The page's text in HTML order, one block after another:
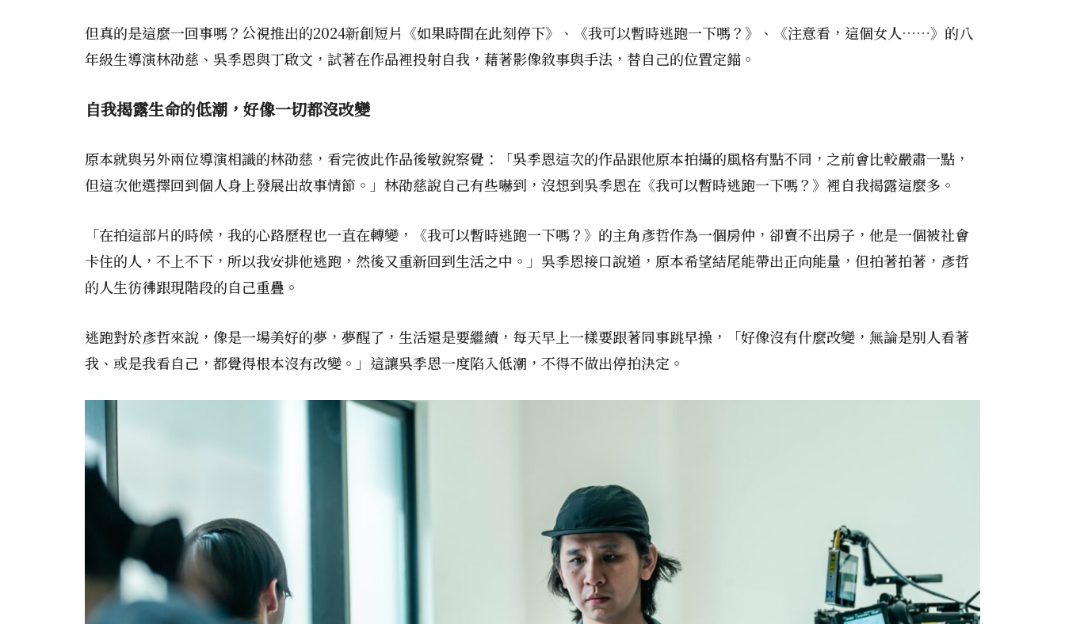
但真的是這麼一回事嗎？公視推出的2024新創短片《如果時間在此刻停下》、《我可以暫時逃跑一下嗎？》、《注意看，這個女人……》的八
年級生導演林劭慈、吳季恩與丁啟文，試著在作品裡投射自我，藉著影像敘事與手法，替自己的位置定錨。
自我揭露生命的低潮，好像一切都沒改變
原本就與另外兩位導演相識的林劭慈，看完彼此作品後敏銳察覺：「吳季恩這次的作品跟他原本拍攝的風格有點不同，之前會比較嚴肅一點，
但這次他選擇回到個人身上發展出故事情節。」林劭慈說自己有些嚇到，沒想到吳季恩在《我可以暫時逃跑一下嗎？》裡自我揭露這麼多。
「在拍這部片的時候，我的心路歷程也一直在轉變，《我可以暫時逃跑一下嗎？》的主角彥哲作為一個房仲，卻賣不出房子，他是一個被社會
卡住的人，不上不下，所以我安排他逃跑，然後又重新回到生活之中。」吳季恩接口說道，原本希望結尾能帶出正向能量，但拍著拍著，彥哲
的人生彷彿跟現階段的自己重疊。
逃跑對於彥哲來說，像是一場美好的夢，夢醒了，生活還是要繼續，每天早上一樣要跟著同事跳早操，「好像沒有什麼改變，無論是別人看著
我、或是我看自己，都覺得根本沒有改變。」這讓吳季恩一度陷入低潮，不得不做出停拍決定。